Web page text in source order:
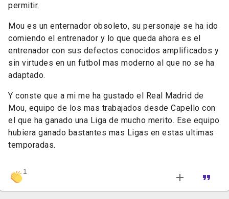
permitir.
Mou es un enternador obsoleto, su personaje se ha ido
comiendo el entrenador y lo que queda ahora es el
entrenador con sus defectos conocidos amplificados y
sin virtudes en un futbol mas moderno al que no se ha
adaptado.
Y conste que a mi me ha gustado el Real Madrid de
Mou, equipo de los mas trabajados desde Capello con
el que ha ganado una Liga de mucho merito. Ese equipo
hubiera ganado bastantes mas Ligas en estas ultimas
temporadas.
1